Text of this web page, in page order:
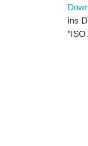
ins
"ISO